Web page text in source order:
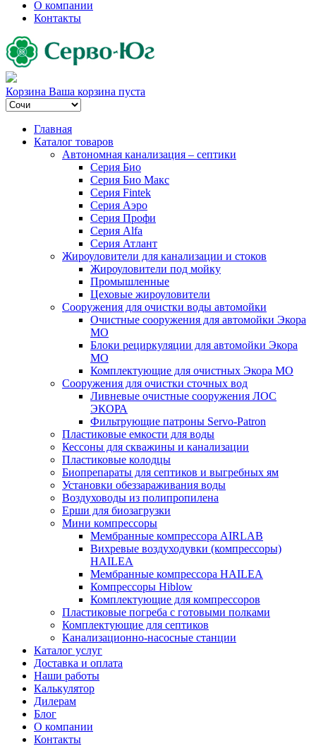
О компании
Контакты
Корзина Ваша корзина пуста
Главная
Каталог товаров
Автономная канализация – септики
Серия Био
Серия Био Макс
Серия Fintek
Серия Аэро
Серия Профи
Серия Alfa
Серия Атлант
Жироуловители для канализации и стоков
Жироуловители под мойку
Промышленные
Цеховые жироуловители
Сооружения для очистки воды автомойки
Очистные сооружения для автомойки Экора
МО
Блоки рециркуляции для автомойки Экора
МО
Комплектующие для очистных Экора МО
Сооружения для очистки сточных вод
Ливневые очистные сооружения ЛОС
ЭКОРА
Фильтрующие патроны Servo-Patron
Пластиковые емкости для воды
Кессоны для скважины и канализации
Пластиковые колодцы
Биопрепараты для септиков и выгребных ям
Установки обеззараживания воды
Воздуховоды из полипропилена
Ерши для биозагрузки
Мини компрессоры
Мембранные компрессора AIRLAB
Вихревые воздуходувки (компрессоры)
HAILEA
Мембранные компрессора HAILEA
Компрессоры Hiblow
Комплектующие для компрессоров
Пластиковые погреба с готовыми полками
Комплектующие для септиков
Канализационно-насосные станции
Каталог услуг
Доставка и оплата
Наши работы
Калькулятор
Дилерам
Блог
О компании
Контакты